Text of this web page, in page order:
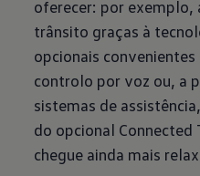
oferecer: por exemplo,
trânsito graças à
opcionais
controlo por voz ou, a
sistemas de
do opcional Connected
chegue ainda mais